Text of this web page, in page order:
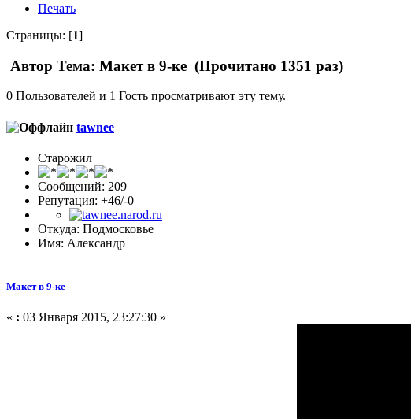
Печать
Страницы: [1]
Автор Тема: Макет в 9-ке (Прочитано 1351 раз)
0 Пользователей и 1 Гость просматривают эту тему.
tawnee
Старожил
Сообщений: 209
Репутация: +46/-0
Откуда: Подмосковье
Имя: Александр
Макет в 9-ке
« : 03 Января 2015, 23:27:30 »